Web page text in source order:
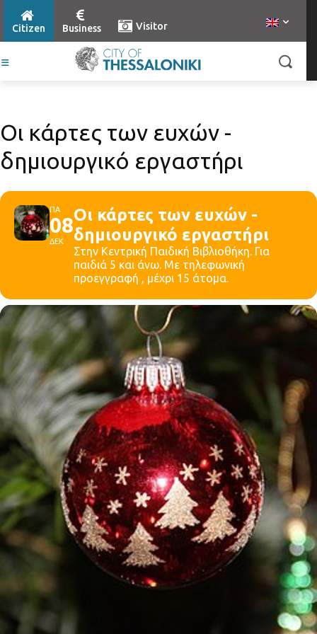
Citizen Business Visitor
Οι κάρτες των ευχών -
δημιουργικό εργαστήρι
ΠΑ
08
ΔΕΚ
Οι κάρτες των ευχών -
δημιουργικό εργαστήρι
Στην Κεντρική Παιδική Βιβλιοθήκη. Για
παιδιά 5 και άνω. Με τηλεφωνική
προεγγραφή , μέχρι 15 άτομα.